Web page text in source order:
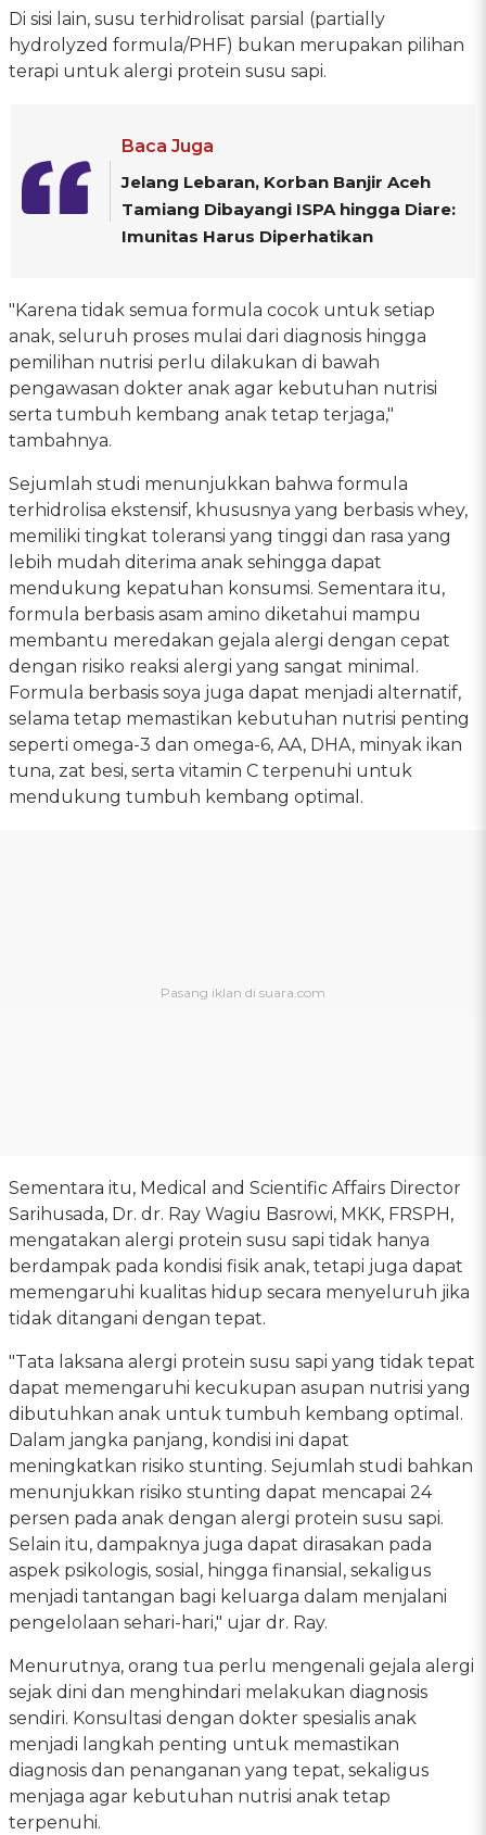
Di sisi lain, susu terhidrolisat parsial (partially
hydrolyzed formula/PHF) bukan merupakan pilihan
terapi untuk alergi protein susu sapi.
Baca Juga
Jelang Lebaran, Korban Banjir Aceh
Tamiang Dibayangi ISPA hingga Diare:
Imunitas Harus Diperhatikan
"Karena tidak semua formula cocok untuk setiap
anak, seluruh proses mulai dari diagnosis hingga
pemilihan nutrisi perlu dilakukan di bawah
pengawasan dokter anak agar kebutuhan nutrisi
serta tumbuh kembang anak tetap terjaga,"
tambahnya.
Sejumlah studi menunjukkan bahwa formula
terhidrolisa ekstensif, khususnya yang berbasis whey,
memiliki tingkat toleransi yang tinggi dan rasa yang
lebih mudah diterima anak sehingga dapat
mendukung kepatuhan konsumsi. Sementara itu,
formula berbasis asam amino diketahui mampu
membantu meredakan gejala alergi dengan cepat
dengan risiko reaksi alergi yang sangat minimal.
Formula berbasis soya juga dapat menjadi alternatif,
selama tetap memastikan kebutuhan nutrisi penting
seperti omega-3 dan omega-6, AA, DHA, minyak ikan
tuna, zat besi, serta vitamin C terpenuhi untuk
mendukung tumbuh kembang optimal.
Sementara itu, Medical and Scientific Affairs Director
Sarihusada, Dr. dr. Ray Wagiu Basrowi, MKK, FRSPH,
mengatakan alergi protein susu sapi tidak hanya
berdampak pada kondisi fisik anak, tetapi juga dapat
memengaruhi kualitas hidup secara menyeluruh jika
tidak ditangani dengan tepat.
"Tata laksana alergi protein susu sapi yang tidak tepat
dapat memengaruhi kecukupan asupan nutrisi yang
dibutuhkan anak untuk tumbuh kembang optimal.
Dalam jangka panjang, kondisi ini dapat
meningkatkan risiko stunting. Sejumlah studi bahkan
menunjukkan risiko stunting dapat mencapai 24
persen pada anak dengan alergi protein susu sapi.
Selain itu, dampaknya juga dapat dirasakan pada
aspek psikologis, sosial, hingga finansial, sekaligus
menjadi tantangan bagi keluarga dalam menjalani
pengelolaan sehari-hari," ujar dr. Ray.
Menurutnya, orang tua perlu mengenali gejala alergi
sejak dini dan menghindari melakukan diagnosis
sendiri. Konsultasi dengan dokter spesialis anak
menjadi langkah penting untuk memastikan
diagnosis dan penanganan yang tepat, sekaligus
menjaga agar kebutuhan nutrisi anak tetap
terpenuhi.